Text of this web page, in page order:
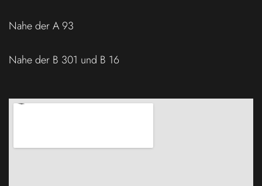
Nahe der A 93
Nahe der B 301 und B 16